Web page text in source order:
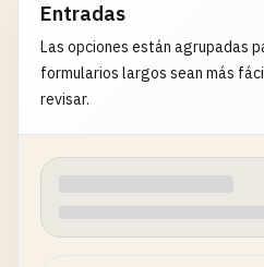
Entradas
Las opciones están agrupadas
formularios largos sean más
revisar.